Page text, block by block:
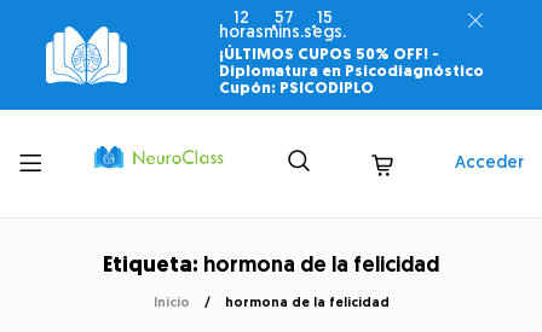
12
horas
57
mins.
15
segs.
¡ÚLTIMOS CUPOS 50% OFF! -
Diplomatura en Psicodiagnóstico
Cupón: PSICODIPLO
Toggle
menu
Acceder
Etiqueta: hormona de la felicidad
Inicio hormona de la felicidad